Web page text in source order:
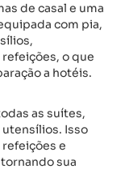
de casal e uma
com pia,
o que
a hotéis.
as suítes,
Isso
e
sua